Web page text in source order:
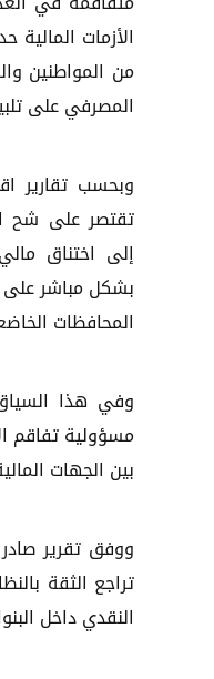
الأزمات
من المواطنين
المصرفي على
وبحسب تقارير
تقتصر على شح
إلى اختناق
بشكل مباشر على
المحافظات
وفي هذا
مسؤولية تفاقم
بين الجهات
ووفق تقرير
تراجع الثقة
النقدي داخل